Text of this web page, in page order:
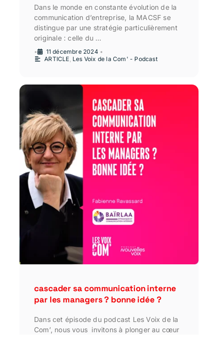
Dans le monde en constante évolution de la
communication d’entreprise, la MACSF se
distingue par une stratégie particulièrement
originale : celle du …
• 11 décembre 2024 •
ARTICLE, Les Voix de la Com' - Podcast
cascader sa communication interne
par les managers ? bonne idée ?
Dans cet épisode du podcast Les Voix de la
Com’, nous vous invitons à plonger au cœur